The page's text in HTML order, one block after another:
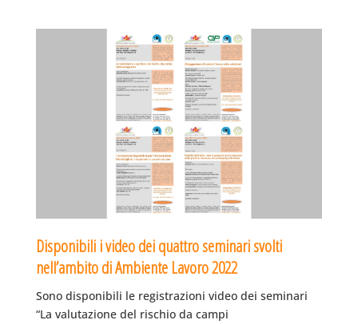
Disponibili i video dei quattro seminari svolti
nell’ambito di Ambiente Lavoro 2022
Sono disponibili le registrazioni video dei seminari
“La valutazione del rischio da campi